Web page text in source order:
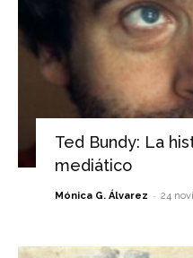
Ted Bundy: La
mediático
Mónica G. Álvarez - 24